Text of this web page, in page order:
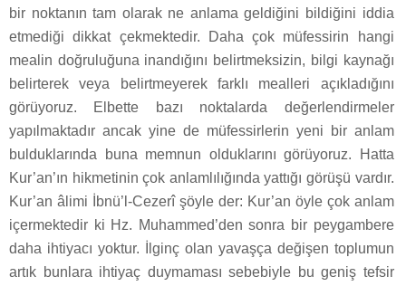
bir noktanın tam olarak ne anlama geldiğini bildiğini iddia
etmediği dikkat çekmektedir. Daha çok müfessirin hangi
mealin doğruluğuna inandığını belirtmeksizin, bilgi kaynağı
belirterek veya belirtmeyerek farklı mealleri açıkladığını
görüyoruz. Elbette bazı noktalarda değerlendirmeler
yapılmaktadır ancak yine de müfessirlerin yeni bir anlam
bulduklarında buna memnun olduklarını görüyoruz. Hatta
Kur’an’ın hikmetinin çok anlamlılığında yattığı görüşü vardır.
Kur’an âlimi İbnü’l-Cezerî şöyle der: Kur’an öyle çok anlam
içermektedir ki Hz. Muhammed’den sonra bir peygambere
daha ihtiyacı yoktur. İlginç olan yavaşça değişen toplumun
artık bunlara ihtiyaç duymaması sebebiyle bu geniş tefsir